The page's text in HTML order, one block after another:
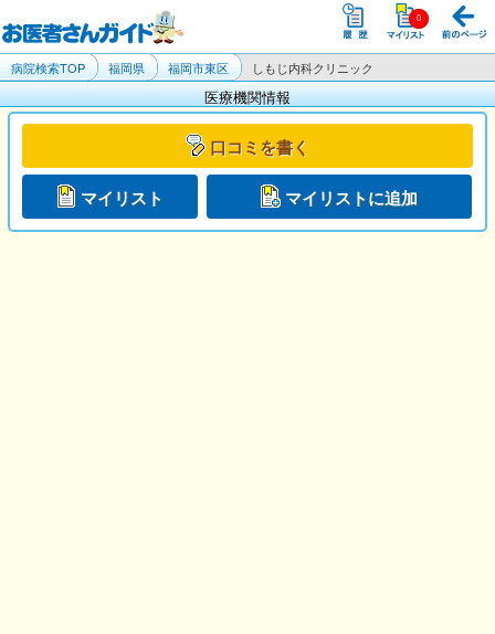
病院検索TOP 福岡県 福岡市東区 しもじ内科クリニック
医療機関情報
口コミを書く
マイリスト マイリストに追加